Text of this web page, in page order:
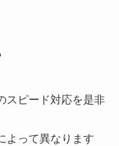
スピード対応を是非
よって異なります